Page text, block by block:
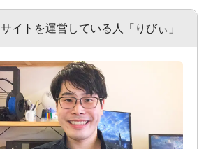
サイトを運営している人「りびぃ」